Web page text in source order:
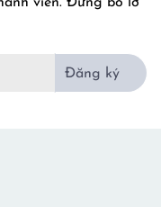
viên. Đừng bỏ lỡ
Đăng ký